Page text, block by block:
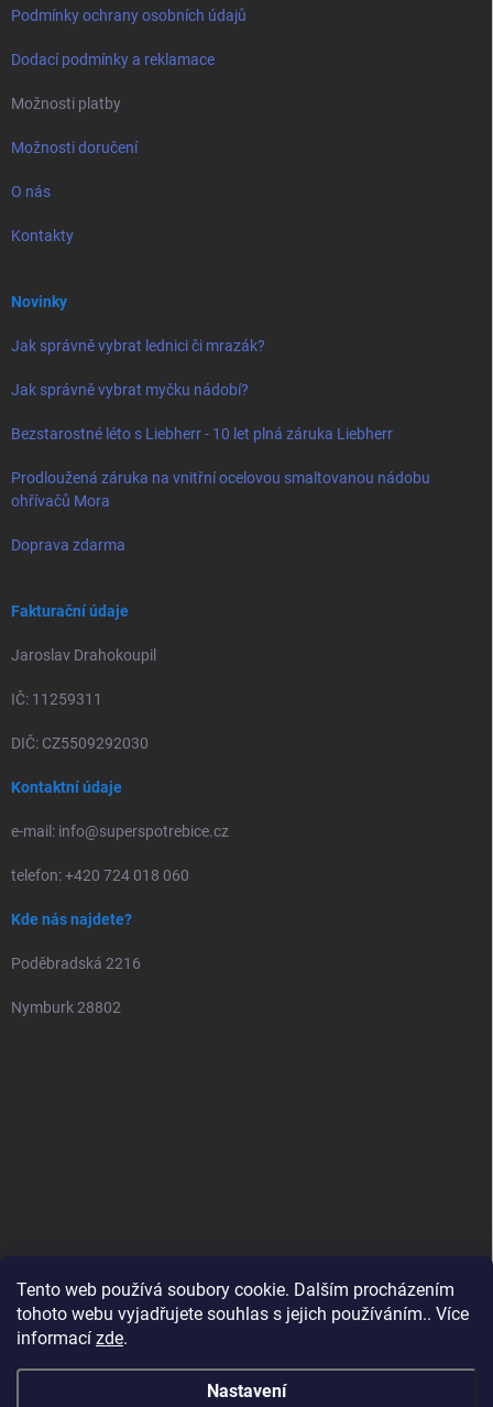
Tento web používá soubory cookie. Dalším procházením
tohoto webu vyjadřujete souhlas s jejich používáním.. Více
informací zde.
Nastavení
Podmínky ochrany osobních údajů
Dodací podmínky a reklamace
Možnosti platby
Možnosti doručení
O nás
Kontakty
Novinky
Jak správně vybrat lednici či mrazák?
Jak správně vybrat myčku nádobí?
Bezstarostné léto s Liebherr - 10 let plná záruka Liebherr
Prodloužená záruka na vnitřní ocelovou smaltovanou nádobu
ohřívačů Mora
Doprava zdarma
Fakturační údaje
Jaroslav Drahokoupil
IČ: 11259311
DIČ: CZ5509292030
Kontaktní údaje
e-mail: info@superspotrebice.cz
telefon: +420 724 018 060
Kde nás najdete?
Poděbradská 2216
Nymburk 28802